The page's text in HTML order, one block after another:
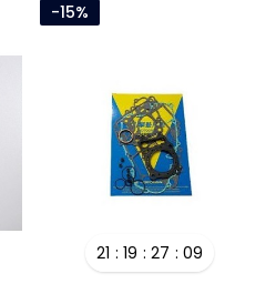
-15%
21 19 27 08